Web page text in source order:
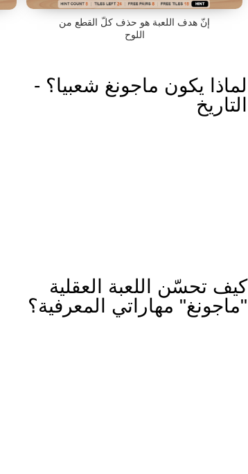
إنّ هدف اللعبة هو حذف كلّ القطع من
اللوح
لماذا يكون ماجونغ شعبيا؟ -
التاريخ
كيف تحسّن اللعبة العقلية
"ماجونغ" مهاراتي المعرفية؟